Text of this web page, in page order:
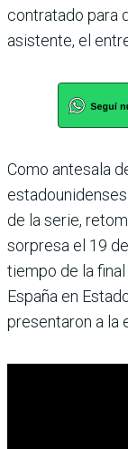
contratado para
asistente, el
Como antesala
de la serie,
sorpresa el 19
tiempo de la
España en
presentaron a la